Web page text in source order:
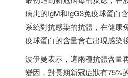
病患的IgM和IgG3免疫球蛋白
系統對抗感染的抗體，在健康
疫球蛋白的含量會在出現感染
波伊曼表示，這兩種抗體含量
變因，對長期新冠症狀有75%